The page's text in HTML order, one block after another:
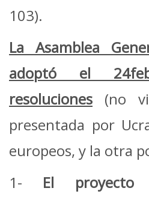
103).
La Asamblea
adoptó el
resoluciones (no
presentada por
europeos, y la otra
1- El proyecto